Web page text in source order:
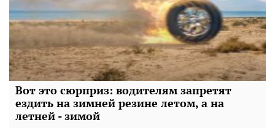
Вот это сюрприз: водителям запретят
ездить на зимней резине летом, а на
летней - зимой